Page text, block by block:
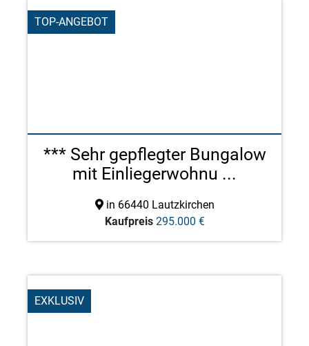
TOP-ANGEBOT
*** Sehr gepflegter Bungalow
mit Einliegerwohnu ...
in 66440 Lautzkirchen
Kaufpreis 295.000 €
EXKLUSIV